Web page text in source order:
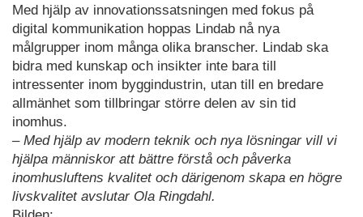
Med hjälp av innovationssatsningen med fokus på
digital kommunikation hoppas Lindab nå nya
målgrupper inom många olika branscher. Lindab ska
bidra med kunskap och insikter inte bara till
intressenter inom byggindustrin, utan till en bredare
allmänhet som tillbringar större delen av sin tid
inomhus.
– Med hjälp av modern teknik och nya lösningar vill vi
hjälpa människor att bättre förstå och påverka
inomhusluftens kvalitet och därigenom skapa en högre
livskvalitet avslutar Ola Ringdahl.